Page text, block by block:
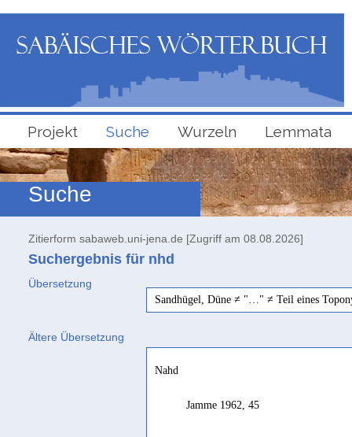
Projekt Suche Wurzeln Lemmata
Suche
Zitierform sabaweb.uni-jena.de [Zugriff am 08.08.2026]
Suchergebnis für nhd
Übersetzung
Sandhügel, Düne ≠ "…" ≠ Teil eines
Ältere Übersetzung
Nahd
Jamme 1962, 45